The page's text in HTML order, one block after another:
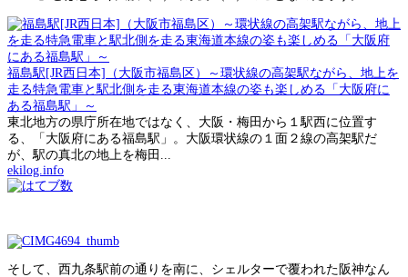
福島駅[JR西日本]（大阪市福島区）～環状線の高架駅ながら、地上を
走る特急電車と駅北側を走る東海道本線の姿も楽しめる「大阪府に
ある福島駅」～
東北地方の県庁所在地ではなく、大阪・梅田から１駅西に位置す
る、「大阪府にある福島駅」。大阪環状線の１面２線の高架駅だ
が、駅の真北の地上を梅田...
ekilog.info
そして、西九条駅前の通りを南に、シェルターで覆われた阪神なん